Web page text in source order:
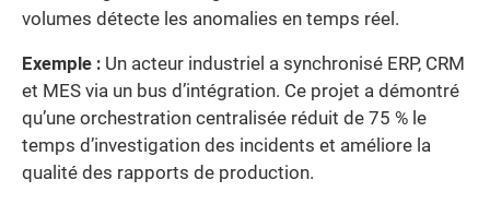
volumes détecte les anomalies en temps réel.
Exemple : Un acteur industriel a synchronisé ERP, CRM
et MES via un bus d’intégration. Ce projet a démontré
qu’une orchestration centralisée réduit de 75 % le
temps d’investigation des incidents et améliore la
qualité des rapports de production.